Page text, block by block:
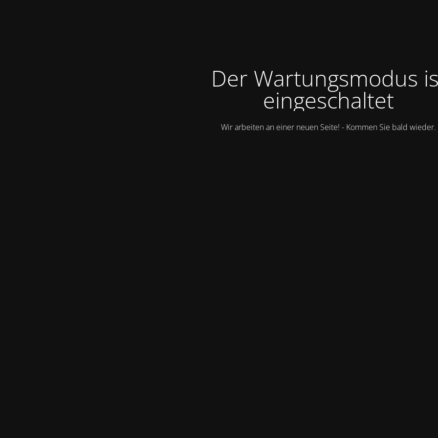
Der Wartungsmodus
eingeschaltet
Wir arbeiten an einer neuen Seite! - Kommen Sie bald wieder.